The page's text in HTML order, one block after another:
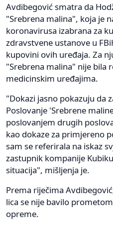
Avdibegović smatra da
"Srebrena malina", koja je
koronavirusa izabrana za
zdravstvene ustanove u
kupovini ovih uređaja. Za
"Srebrena malina" nije bila
medicinskim uređajima.
"Dokazi jasno pokazuju da
Poslovanje 'Srebrene
poslovanjem drugih
kao dokaze za primjereno
sam se referirala na iskaz
zastupnik kompanije
situacija", mišljenja je.
Prema riječima
lica se nije bavilo
opreme.